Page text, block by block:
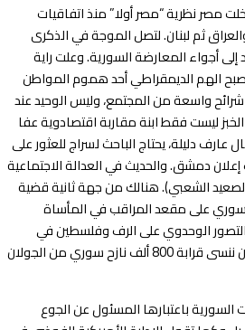
مصر نظرية “مصر أولا” منذ اتفاقيات
ثم لبنان. لتصل الموجة في الذكرى
إلى أجواء المعارضة السورية. وعلت راية
الهم الديمقراطي أحد هموم المواطن
واسعة من المجتمع، وليس الوحيد عند
ليست فقط ابنة مقاربة اقتصادوية عفا
عارف دليلة، يحتاج الباحث لسراج للعثور على
دمشق. والحديث في العدالة الاجتماعية
الشعبي). هنالك من جهة ثانية قضية
على مقعد المراقب في المأساة
الوحدوي على الرف وفلسطين في
عهدة حماس وفتح، لا يمكن أن ننسى قرابة 800 ألف نازح سوري من الجولان
باعتبارها المسئول عن الجوع